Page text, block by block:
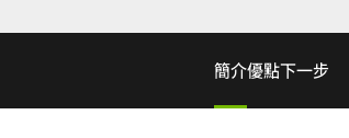
簡介優點下一步